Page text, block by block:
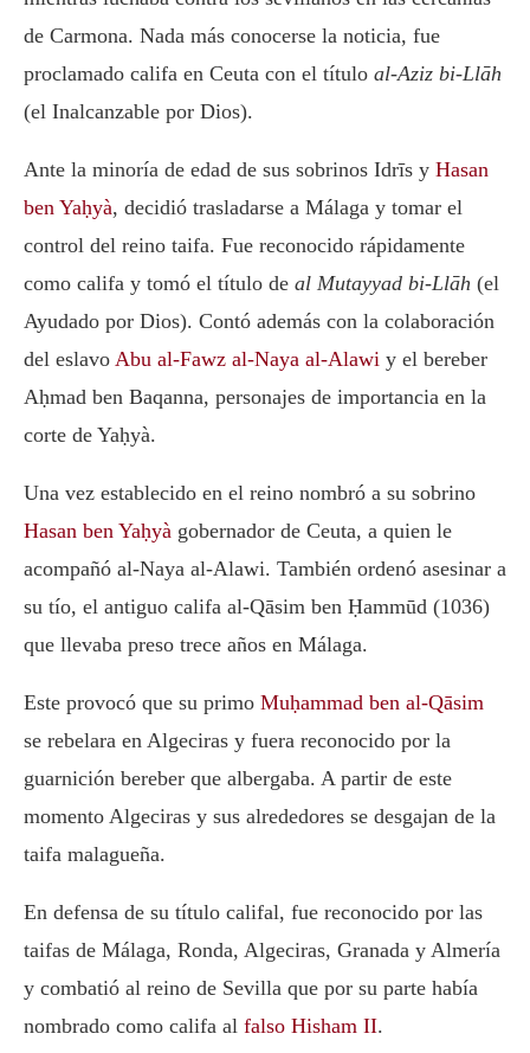
de Carmona. Nada más conocerse la noticia, fue
proclamado califa en Ceuta con el título al-Aziz bi-Llāh
(el Inalcanzable por Dios).
Ante la minoría de edad de sus sobrinos Idrīs y Hasan
ben Yaḥyà, decidió trasladarse a Málaga y tomar el
control del reino taifa. Fue reconocido rápidamente
como califa y tomó el título de al Mutayyad bi-Llāh (el
Ayudado por Dios). Contó además con la colaboración
del eslavo Abu al-Fawz al-Naya al-Alawi y el bereber
Aḥmad ben Baqanna, personajes de importancia en la
corte de Yaḥyà.
Una vez establecido en el reino nombró a su sobrino
Hasan ben Yaḥyà gobernador de Ceuta, a quien le
acompañó al-Naya al-Alawi. También ordenó asesinar a
su tío, el antiguo califa al-Qāsim ben Ḥammūd (1036)
que llevaba preso trece años en Málaga.
Este provocó que su primo Muḥammad ben al-Qāsim
se rebelara en Algeciras y fuera reconocido por la
guarnición bereber que albergaba. A partir de este
momento Algeciras y sus alrededores se desgajan de la
taifa malagueña.
En defensa de su título califal, fue reconocido por las
taifas de Málaga, Ronda, Algeciras, Granada y Almería
y combatió al reino de Sevilla que por su parte había
nombrado como califa al falso Hisham II.